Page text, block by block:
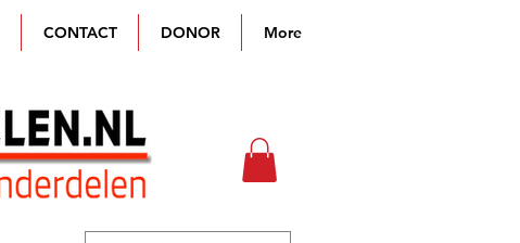
CONTACT DONOR More